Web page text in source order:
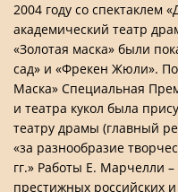
2004 году со спектаклем
академический театр
«Золотая маска» были
сад» и «Фрекен Жюли». По
Маска» Специальная
и театра кукол была
театру драмы (главный
«за разнообразие
гг.» Работы Е. Марчелли
престижных российских